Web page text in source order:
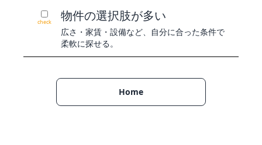
check 物件の選択肢が多い
広さ・家賃・設備など、自分に合った条件で
柔軟に探せる。
Home